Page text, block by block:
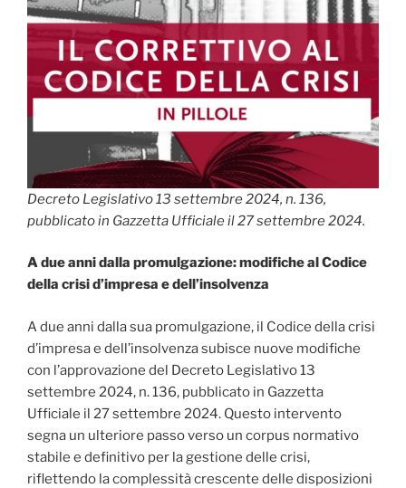
Decreto Legislativo 13 settembre 2024, n. 136,
pubblicato in Gazzetta Ufficiale il 27 settembre 2024.
A due anni dalla promulgazione: modifiche al Codice
della crisi d’impresa e dell’insolvenza
A due anni dalla sua promulgazione, il Codice della crisi
d’impresa e dell’insolvenza subisce nuove modifiche
con l’approvazione del Decreto Legislativo 13
settembre 2024, n. 136, pubblicato in Gazzetta
Ufficiale il 27 settembre 2024. Questo intervento
segna un ulteriore passo verso un corpus normativo
stabile e definitivo per la gestione delle crisi,
riflettendo la complessità crescente delle disposizioni